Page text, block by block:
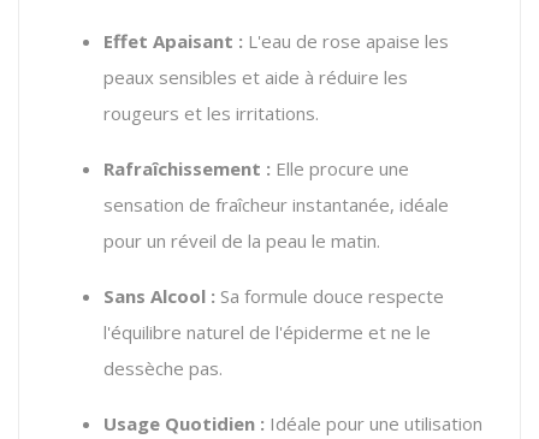
Effet Apaisant : L'eau de rose apaise les
peaux sensibles et aide à réduire les
rougeurs et les irritations.
Rafraîchissement : Elle procure une
sensation de fraîcheur instantanée, idéale
pour un réveil de la peau le matin.
Sans Alcool : Sa formule douce respecte
l'équilibre naturel de l'épiderme et ne le
dessèche pas.
Usage Quotidien : Idéale pour une utilisation